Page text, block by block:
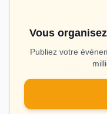
Vous
Publiez votre